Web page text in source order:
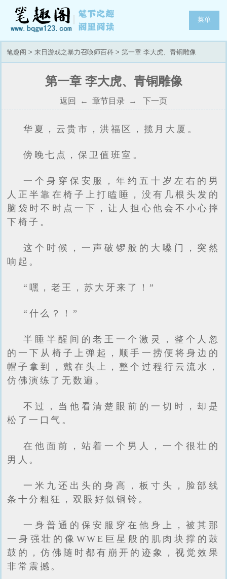
菜单
笔趣阁 > 末日游戏之暴力召唤师百科 > 第一章 李大虎、青铜雕像
第一章 李大虎、青铜雕像
返回 ← 章节目录 → 下一页
华夏，云贵市，洪福区，揽月大厦。
傍晚七点，保卫值班室。
一个身穿保安服，年约五十岁左右的男
人正半靠在椅子上打瞌睡，没有几根头发的
脑袋时不时点一下，让人担心他会不小心摔
下椅子。
这个时候，一声破锣般的大嗓门，突然
响起。
“嘿，老王，苏大牙来了！”
“什么？！”
半睡半醒间的老王一个激灵，整个人忽
的一下从椅子上弹起，顺手一捞便将身边的
帽子拿到，戴在头上，整个过程行云流水，
仿佛演练了无数遍。
不过，当他看清楚眼前的一切时，却是
松了一口气。
在他面前，站着一个男人，一个很壮的
男人。
一米九还出头的身高，板寸头，脸部线
条十分粗狂，双眼好似铜铃。
一身普通的保安服穿在他身上，被其那
一身强壮的像WWE巨星般的肌肉块撑的鼓
鼓的，仿佛随时都有崩开的迹象，视觉效果
非常震撼。